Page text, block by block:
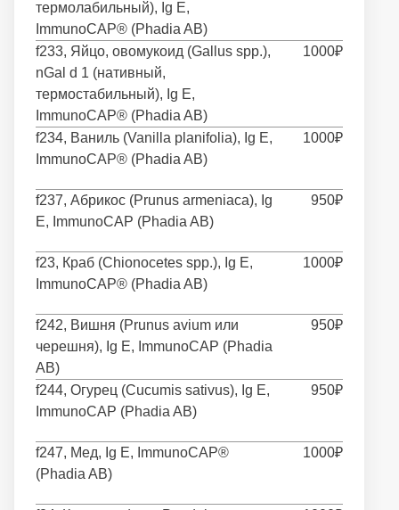
термолабильный), Ig E,
ImmunoCAP® (Phadia AB)
f233, Яйцо, овомукоид (Gallus spp.),
nGal d 1 (нативный,
термостабильный), Ig E,
ImmunoCAP® (Phadia AB)
1000₽
f234, Ваниль (Vanilla planifolia), Ig E,
ImmunoCAP® (Phadia AB)
1000₽
f237, Абрикос (Prunus armeniaca), Ig
E, ImmunoCAP (Phadia AB)
950₽
f23, Краб (Chionocetes spp.), Ig E,
ImmunoCAP® (Phadia AB)
1000₽
f242, Вишня (Prunus avium или
черешня), Ig E, ImmunoCAP (Phadia
AB)
950₽
f244, Огурец (Cucumis sativus), Ig E,
ImmunoCAP (Phadia AB)
950₽
f247, Мед, Ig E, ImmunoCAP®
(Phadia AB)
1000₽